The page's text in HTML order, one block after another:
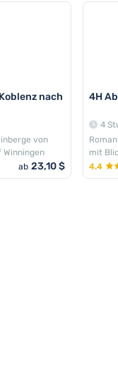
nach
von
Winningen
ab 23,10 $
4H
4
mit
4.4